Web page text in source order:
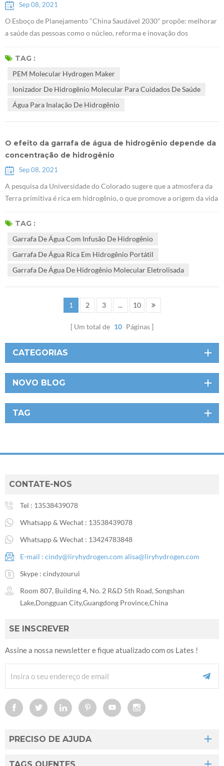
Sep 08, 2021
O Esboço de Planejamento "China Saudável 2030" propõe: melhorar
a saúde das pessoas como o núcleo, reforma e inovação dos
mecanismos institucionais como força motriz, e focar na
popularização da vida saudável, otimizando os serviços de saúde,
saúde começou com a medi...
TAG :
PEM Molecular Hydrogen Maker
Ionizador De Hidrogênio Molecular Para Cuidados De Saúde
Água Para Inalação De Hidrogênio
O efeito da garrafa de água de hidrogênio depende da
concentração de hidrogênio
Sep 08, 2021
A pesquisa da Universidade do Colorado sugere que a atmosfera da
Terra primitiva é rica em hidrogênio, o que promove a origem da vida
"Estudo CU mostra a atmosfera da Terra primitiva rica em
hidrogênio, favorável à vida". A chave para o efeito da água de
hidrogênio é dissolver uma concentração suficiente de hidrogênio no
tecnologias avanç...
TAG :
Garrafa De Água Com Infusão De Hidrogênio
Garrafa De Água Rica Em Hidrogênio Portátil
Garrafa De Água De Hidrogênio Molecular Eletrolisada
1 2 3 ... 10
Um total de 10 Páginas
CATEGORIAS
NOVO BLOG
TAG
CONTATE-NOS
Tel : 13538439078
Whatsapp & Wechat : 13538439078
Whatsapp & Wechat : 13424783848
E-mail : cindy@liryhydrogen.com alisa@liryhydrogen.com
Skype : cindyzourui
Room 807, Building 4, No. 2 R&D 5th Road, Songshan
Lake,Dongguan City,Guangdong Province,China
SE INSCREVER
Assine a nossa newsletter e fique atualizado com os Lates !
PRECISO DE AJUDA